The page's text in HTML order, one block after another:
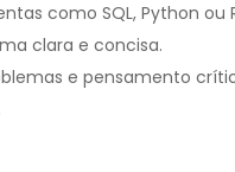
como SQL, Python ou
clara e concisa.
e pensamento